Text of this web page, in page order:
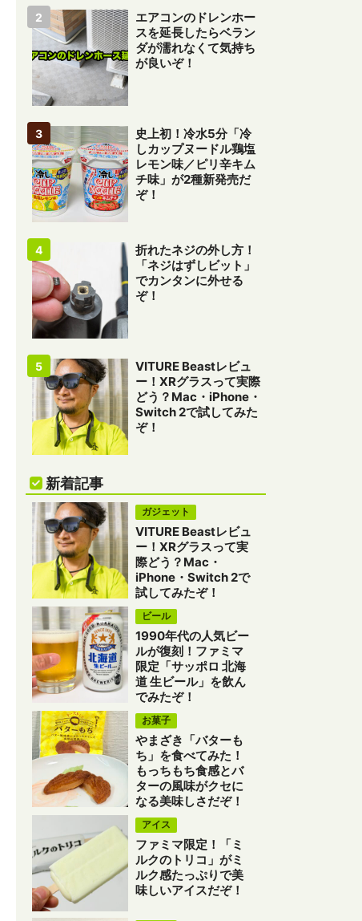
エアコンのドレンホー
スを延長したらベラン
ダが濡れなくて気持ち
が良いぞ！
史上初！冷水5分「冷
しカップヌードル鶏塩
レモン味／ピリ辛キム
チ味」が2種新発売だ
ぞ！
折れたネジの外し方！
「ネジはずしビット」
でカンタンに外せる
ぞ！
VITURE Beastレビュ
ー！XRグラスって実際
どう？Mac・iPhone・
Switch 2で試してみた
ぞ！
新着記事
ガジェット
VITURE Beastレビュ
ー！XRグラスって実
際どう？Mac・
iPhone・Switch 2で
試してみたぞ！
ビール
1990年代の人気ビー
ルが復刻！ファミマ
限定「サッポロ 北海
道 生ビール」を飲ん
でみたぞ！
お菓子
やまざき「バターも
ち」を食べてみた！
もっちもち食感とバ
ターの風味がクセに
なる美味しさだぞ！
アイス
ファミマ限定！「ミ
ルクのトリコ」がミ
ルク感たっぷりで美
味しいアイスだぞ！